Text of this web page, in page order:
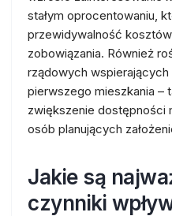
stałym oprocentowaniu,
przewidywalność
zobowiązania. Również
rządowych wspierających
pierwszego mieszkania –
zwiększenie dostępności
osób planujących
Jakie są
czynniki